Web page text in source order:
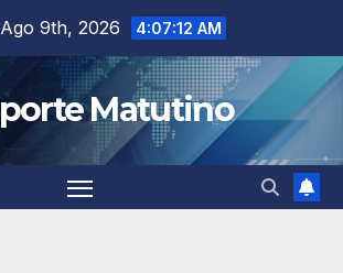
9th, 2026 4:07:13 AM
Matutino